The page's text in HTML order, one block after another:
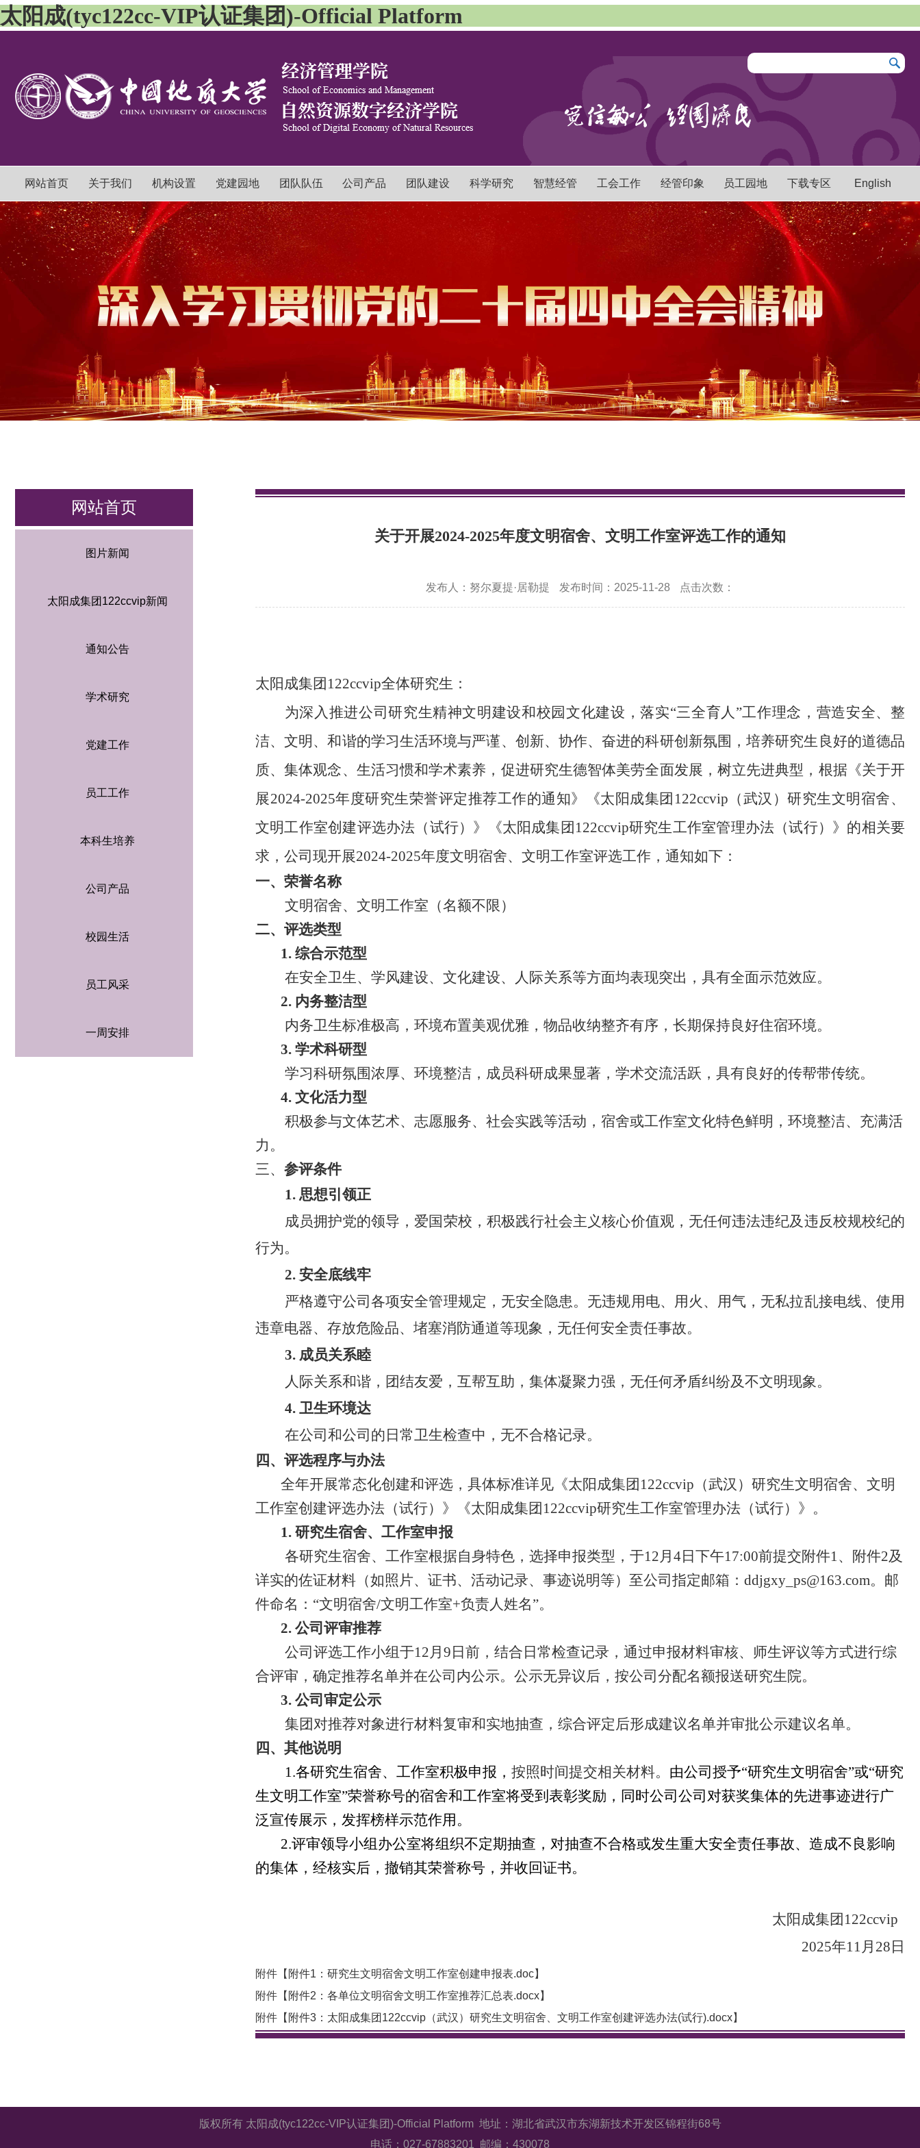
太阳成(tyc122cc-VIP认证集团)-Official Platform
网站首页 关于我们 机构设置 党建园地 团队队伍 公司产品 团队建设 科学研究 智慧经管 工会工作 经管印象 员工园地 下载专区 English
网站首页
图片新闻
太阳成集团122ccvip新闻
通知公告
学术研究
党建工作
员工工作
本科生培养
公司产品
校园生活
员工风采
一周安排
关于开展2024-2025年度文明宿舍、文明工作室评选工作的通知
发布人：努尔夏提·居勒提 发布时间：2025-11-28 点击次数：
太阳成集团122ccvip全体研究生：
为深入推进公司研究生精神文明建设和校园文化建设，落实“三全育人”工作理念，营造安全、整
洁、文明、和谐的学习生活环境与严谨、创新、协作、奋进的科研创新氛围，培养研究生良好的道德品
质、集体观念、生活习惯和学术素养，促进研究生德智体美劳全面发展，树立先进典型，根据《关于开
展2024-2025年度研究生荣誉评定推荐工作的通知》《太阳成集团122ccvip（武汉）研究生文明宿舍、
文明工作室创建评选办法（试行）》《太阳成集团122ccvip研究生工作室管理办法（试行）》的相关要
求，公司现开展2024-2025年度文明宿舍、文明工作室评选工作，通知如下：
一、 荣誉名称
文明宿舍、文明工作室（名额不限）
二、 评选类型
1. 综合示范型
在安全卫生、学风建设、文化建设、人际关系等方面均表现突出，具有全面示范效应。
2. 内务整洁型
内务卫生标准极高，环境布置美观优雅，物品收纳整齐有序，长期保持良好住宿环境。
3. 学术科研型
学习科研氛围浓厚、环境整洁，成员科研成果显著，学术交流活跃，具有良好的传帮带传统。
4. 文化活力型
积极参与文体艺术、志愿服务、社会实践等活动，宿舍或工作室文化特色鲜明，环境整洁、充满活
力。
三、 参评条件
1. 思想引领正
成员拥护党的领导，爱国荣校，积极践行社会主义核心价值观，无任何违法违纪及违反校规校纪的
行为。
2. 安全底线牢
严格遵守公司各项安全管理规定，无安全隐患。无违规用电、用火、用气，无私拉乱接电线、使用
违章电器、存放危险品、堵塞消防通道等现象，无任何安全责任事故。
3. 成员关系睦
人际关系和谐，团结友爱，互帮互助，集体凝聚力强，无任何矛盾纠纷及不文明现象。
4. 卫生环境达
在公司和公司的日常卫生检查中，无不合格记录。
四、评选程序与办法
全年开展常态化创建和评选，具体标准详见《太阳成集团122ccvip（武汉）研究生文明宿舍、文明
工作室创建评选办法（试行）》《太阳成集团122ccvip研究生工作室管理办法（试行）》。
1. 研究生宿舍、工作室申报
各研究生宿舍、工作室根据自身特色，选择申报类型，于12月4日下午17:00前提交附件1、附件2及
详实的佐证材料（如照片、证书、活动记录、事迹说明等）至公司指定邮箱：ddjgxy_ps@163.com。邮
件命名：“文明宿舍/文明工作室+负责人姓名”。
2. 公司评审推荐
公司评选工作小组于12月9日前，结合日常检查记录，通过申报材料审核、师生评议等方式进行综
合评审，确定推荐名单并在公司内公示。公示无异议后，按公司分配名额报送研究生院。
3. 公司审定公示
集团对推荐对象进行材料复审和实地抽查，综合评定后形成建议名单并审批公示建议名单。
四、 其他说明
1.各研究生宿舍、工作室积极申报， 按照时间提交相关材料。 由公司授予“研究生文明宿舍”或“研究
生文明工作室”荣誉称号的宿舍和工作室将受到表彰奖励，同时公司公司对获奖集体的先进事迹进行广
泛宣传展示，发挥榜样示范作用。
2.评审领导小组办公室将组织不定期抽查，对抽查不合格或发生重大安全责任事故、造成不良影响
的集体，经核实后，撤销其荣誉称号，并收回证书。
太阳成集团122ccvip
2025年11月 28 日
附件【 附件1：研究生文明宿舍文明工作室创建申报表.doc】
附件【 附件2：各单位文明宿舍文明工作室推荐汇总表.docx】
附件【 附件3：太阳成集团122ccvip（武汉）研究生文明宿舍、文明工作室创建评选办法(试行).docx】
版权所有 太阳成(tyc122cc-VIP认证集团)-Official Platform 地址：湖北省武汉市东湖新技术开发区锦程街68号
电话：027-67883201 邮编：430078